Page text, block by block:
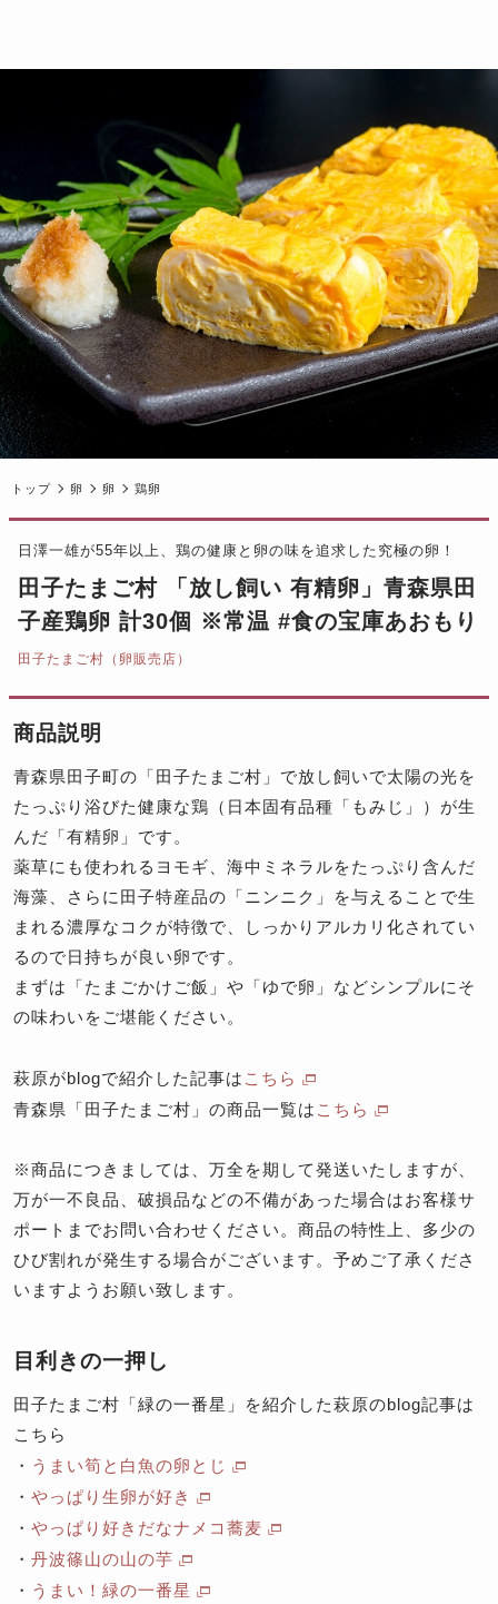
トップ 卵 卵 鶏卵
日澤一雄が55年以上、鶏の健康と卵の味を追求した究極の卵！
田子たまご村 「放し飼い 有精卵」青森県田
子産鶏卵 計30個 ※常温 #食の宝庫あおもり
田子たまご村（卵販売店）
商品説明
青森県田子町の「田子たまご村」で放し飼いで太陽の光を
たっぷり浴びた健康な鶏（日本固有品種「もみじ」）が生
んだ「有精卵」です。
薬草にも使われるヨモギ、海中ミネラルをたっぷり含んだ
海藻、さらに田子特産品の「ニンニク」を与えることで生
まれる濃厚なコクが特徴で、しっかりアルカリ化されてい
るので日持ちが良い卵です。
まずは「たまごかけご飯」や「ゆで卵」などシンプルにそ
の味わいをご堪能ください。
萩原がblogで紹介した記事は こちら
青森県「田子たまご村」の商品一覧は こちら
※商品につきましては、万全を期して発送いたしますが、
万が一不良品、破損品などの不備があった場合はお客様サ
ポートまでお問い合わせください。商品の特性上、多少の
ひび割れが発生する場合がございます。予めご了承くださ
いますようお願い致します。
目利きの一押し
田子たまご村「緑の一番星」を紹介した萩原のblog記事は
こちら
・ うまい筍と白魚の卵とじ
・ やっぱり生卵が好き
・ やっぱり好きだなナメコ蕎麦
・ 丹波篠山の山の芋
・ うまい！緑の一番星